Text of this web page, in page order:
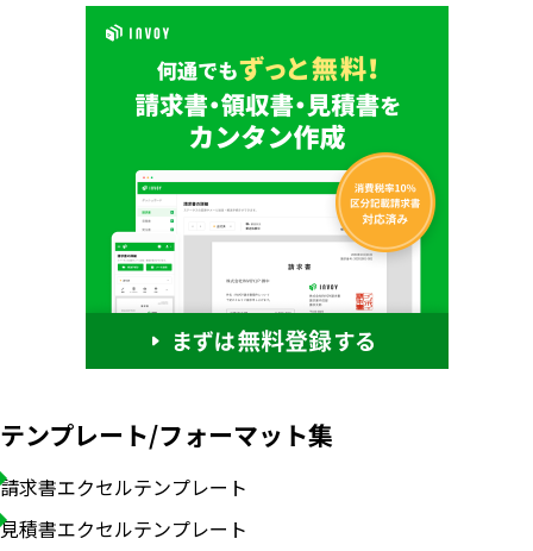
テンプレート/フォーマット集
請求書エクセルテンプレート
見積書エクセルテンプレート